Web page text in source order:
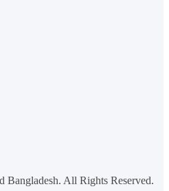
All Rights Reserved.